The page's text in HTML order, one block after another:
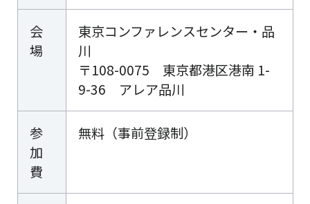
会
場
東京コンファレンスセンター・品
川
〒108-0075 東京都港区港南 1-
9-36 アレア品川
参
加
費
無料（事前登録制）